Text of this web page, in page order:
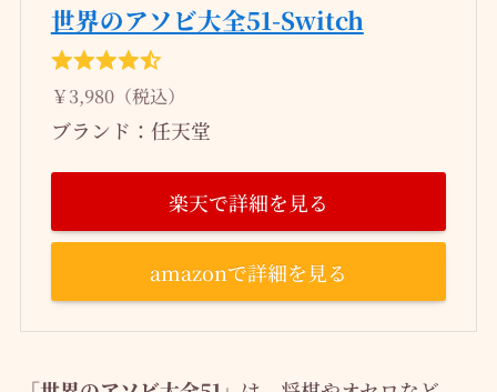
世界のアソビ大全51-Switch
￥3,980（税込）
ブランド：任天堂
楽天で詳細を見る
amazonで詳細を見る